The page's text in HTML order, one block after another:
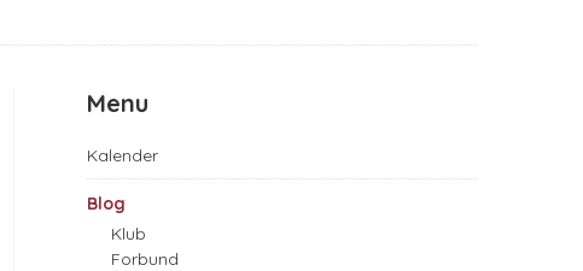
Menu
Kalender
Blog
Klub
Forbund